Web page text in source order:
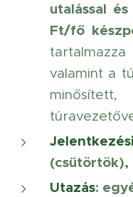
utalással
Ft/fő
valamint a
(csütörtök),
Utazás: